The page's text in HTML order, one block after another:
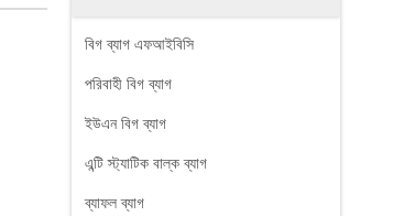
বিগ ব্যাগ এফআইবিসি
পরিবাহী বিগ ব্যাগ
ইউএন বিগ ব্যাগ
এন্টি স্ট্যাটিক বাল্ক ব্যাগ
ব্যাফল ব্যাগ